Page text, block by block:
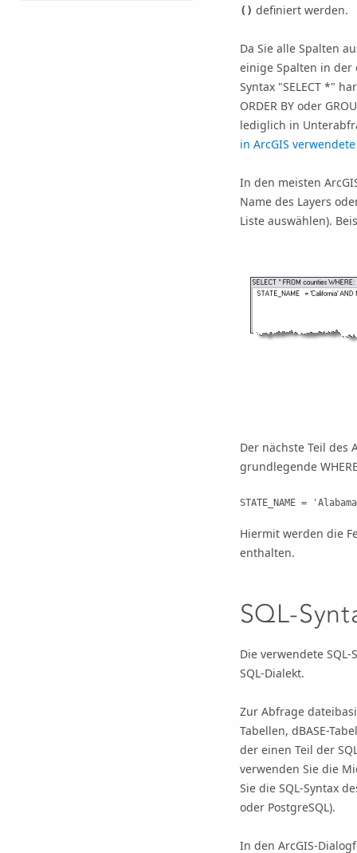
() definiert werden.
Da Sie alle Spalten
einige Spalten in der
Syntax "SELECT *"
ORDER BY oder
lediglich in
in ArcGIS
In den meisten
Name des Layers
Liste auswählen).
Der nächste Teil des
grundlegende
STATE_NAME =
Hiermit werden die
enthalten.
SQL-
Die verwendete
SQL-Dialekt.
Zur Abfrage
Tabellen, dBASE-
der einen Teil der
verwenden Sie die
Sie die SQL-Syntax
oder PostgreSQL).
In den ArcGIS-